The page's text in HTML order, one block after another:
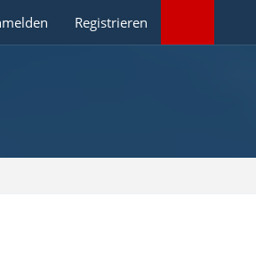
Registrieren